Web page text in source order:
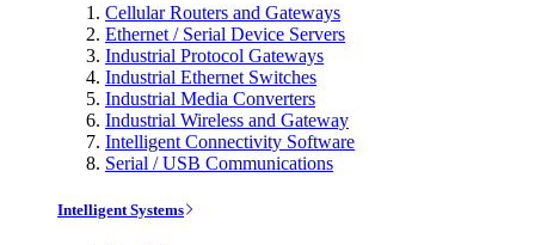
Cellular Routers and Gateways
Ethernet / Serial Device Servers
Industrial Protocol Gateways
Industrial Ethernet Switches
Industrial Media Converters
Industrial Wireless and Gateway
Intelligent Connectivity Software
Serial / USB Communications
Intelligent Systems